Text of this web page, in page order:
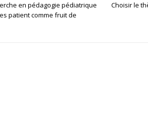
en pédagogie pédiatrique
patient comme fruit de
Choisir le